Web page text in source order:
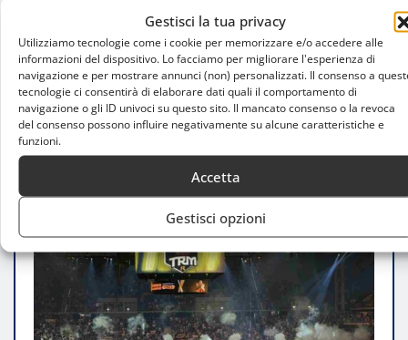
Gestisci la tua privacy
Utilizziamo tecnologie come i cookie per memorizzare e/o accedere alle
informazioni del dispositivo. Lo facciamo per migliorare l'esperienza di
navigazione e per mostrare annunci (non) personalizzati. Il consenso a
tecnologie ci consentirà di elaborare dati quali il comportamento di
navigazione o gli ID univoci su questo sito. Il mancato consenso o la revoca
del consenso possono influire negativamente su alcune caratteristiche e
funzioni.
Accetta
Gestisci opzioni